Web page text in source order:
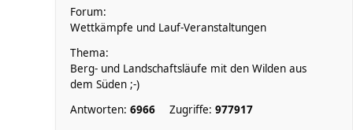
Forum:
Wettkämpfe und Lauf-Veranstaltungen
Thema:
Berg- und Landschaftsläufe mit den Wilden aus
dem Süden ;-)
Antworten: 6966 Zugriffe: 977917